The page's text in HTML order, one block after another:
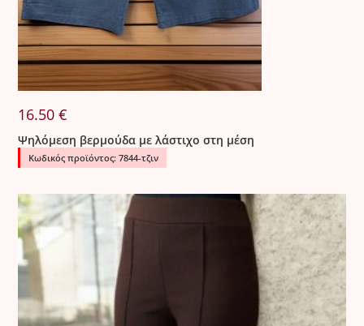
16.50€
Ψηλόμεση βερμούδα με λάστιχο στη μέση
Κωδικός προϊόντος: 7844-τζιν